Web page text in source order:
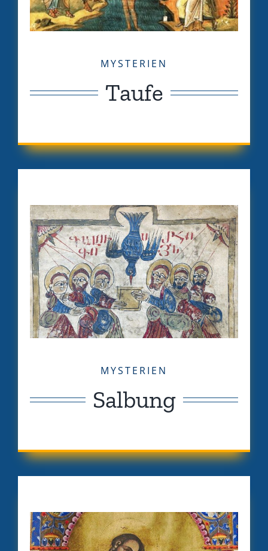
MYSTERIEN
Taufe
MYSTERIEN
Salbung